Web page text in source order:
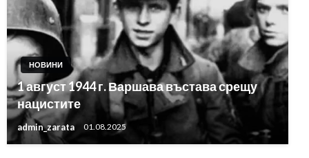
НОВИНИ
1 август 1944 г. Варшава въстава срещу
нацистите
admin_zarata 01.08.2025